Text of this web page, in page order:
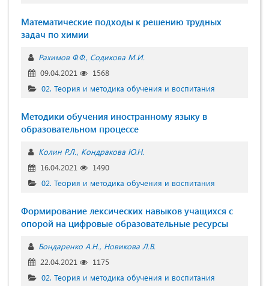
Математические подходы к решению трудных
задач по химии
Рахимов Ф.Ф. Содикова М.И.
09.04.2021
1568
02. Теория и методика обучения и воспитания
Методики обучения иностранному языку в
образовательном процессе
Колин Р.Л. Кондракова Ю.Н.
16.04.2021
1490
02. Теория и методика обучения и воспитания
Формирование лексических навыков учащихся с
опорой на цифровые образовательные ресурсы
Бондаренко А.Н. Новикова Л.В.
22.04.2021
1175
02. Теория и методика обучения и воспитания